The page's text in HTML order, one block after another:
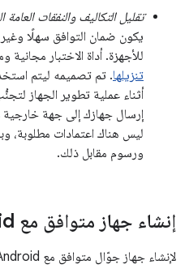
تقليل التكاليف والنفقات العامة
يكون ضمان التوافق سهلًا
للأجهزة. أداة الاختبار
تنزيلها. تم تصميمه ليتم
أثناء عملية تطوير الجهاز
إرسال جهازك إلى جهة خارجية
ليس هناك اعتمادات مطلوبة،
ورسوم مقابل ذلك.
إنشاء جهاز متوافق مع Android
لإنشاء جهاز جوّال متوافق مع Android، اتّبِع الخطوات التالية: